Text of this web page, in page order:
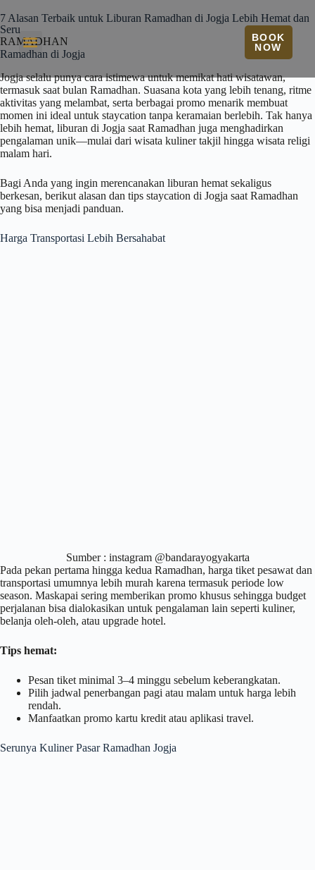
BOOK
NOW
7 Alasan Terbaik untuk Liburan Ramadhan di Jogja Lebih Hemat dan
Seru
RAMADHAN
Ramadhan di Jogja
Jogja selalu punya cara istimewa untuk memikat hati wisatawan,
termasuk saat bulan Ramadhan. Suasana kota yang lebih tenang, ritme
aktivitas yang melambat, serta berbagai promo menarik membuat
momen ini ideal untuk staycation tanpa keramaian berlebih. Tak hanya
lebih hemat, liburan di Jogja saat Ramadhan juga menghadirkan
pengalaman unik—mulai dari wisata kuliner takjil hingga wisata religi
malam hari.
Bagi Anda yang ingin merencanakan liburan hemat sekaligus
berkesan, berikut alasan dan tips staycation di Jogja saat Ramadhan
yang bisa menjadi panduan.
Harga Transportasi Lebih Bersahabat
Sumber : instagram @bandarayogyakarta
Pada pekan pertama hingga kedua Ramadhan, harga tiket pesawat dan
transportasi umumnya lebih murah karena termasuk periode low
season. Maskapai sering memberikan promo khusus sehingga budget
perjalanan bisa dialokasikan untuk pengalaman lain seperti kuliner,
belanja oleh-oleh, atau upgrade hotel.
Tips hemat:
Pesan tiket minimal 3–4 minggu sebelum keberangkatan.
Pilih jadwal penerbangan pagi atau malam untuk harga lebih
rendah.
Manfaatkan promo kartu kredit atau aplikasi travel.
Serunya Kuliner Pasar Ramadhan Jogja